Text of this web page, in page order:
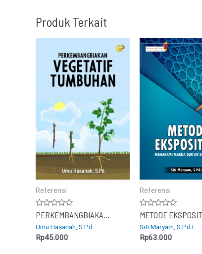
Produk Terkait
Referensi
Dinilai
0
dari
5
Umu Hasanah, S.Pd.
Rp45.000
Referensi
Dinilai
0
dari
5
Siti Maryam, S.Pd.I
Rp63.000